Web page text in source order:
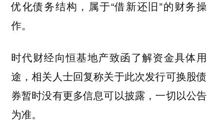
优化债务结构，属于“借新还旧”的财务操
作。
时代财经向恒基地产致函了解资金具体用
途，相关人士回复称关于此次发行可换股债
券暂时没有更多信息可以披露，一切以公告
为准。